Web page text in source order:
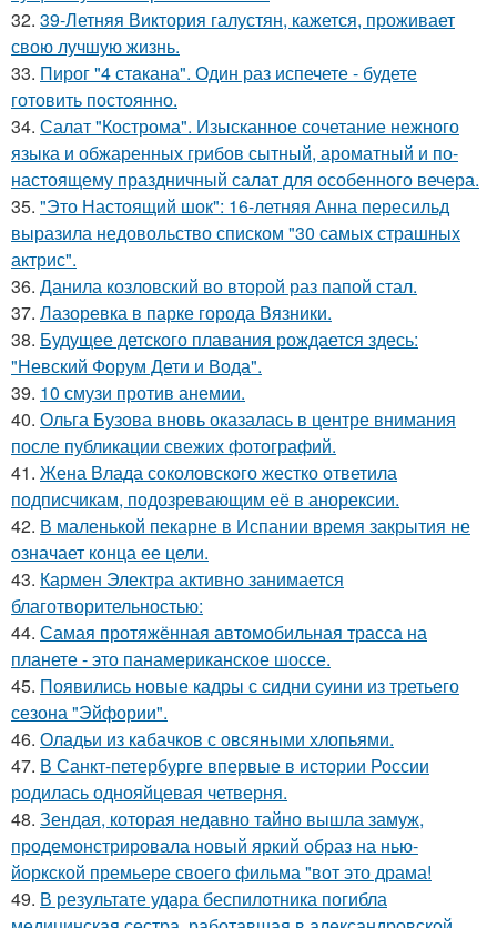
32. 39-Летняя Виктория галустян, кажется, проживает
свою лучшую жизнь.
33. Пирог "4 стaкана". Один раз испечете - будете
готовить постоянно.
34. Салат "Кострома". Изысканное сочетание нежного
языка и обжаренных грибов сытный, ароматный и по-
настоящему праздничный салат для особенного вечера.
35. "Это Настоящий шок": 16-летняя Анна пересильд
выразила недовольство списком "30 самых страшных
актрис".
36. Данила козловский во второй раз папой стал.
37. Лазоревка в парке города Вязники.
38. Будущее детского плавания рождается здесь:
"Невский Форум Дети и Вода".
39. 10 смузи против анемии.
40. Ольга Бузова вновь оказалась в центре внимания
после публикации свежих фотографий.
41. Жена Влада соколовского жестко ответила
подписчикам, подозревающим её в анорексии.
42. В маленькой пекарне в Испании время закрытия не
означает конца ее цели.
43. Кармен Электра активно занимается
благотворительностью:
44. Самая протяжённая автомобильная трасса на
планете - это панамериканское шоссе.
45. Появились новые кадры с сидни суини из третьего
сезона "Эйфории".
46. Оладьи из кабачков с овсяными хлопьями.
47. В Санкт-петербурге впервые в истории России
родилась однояйцевая четверня.
48. Зендая, которая недавно тайно вышла замуж,
продемонстрировала новый яркий образ на нью-
йоркской премьере своего фильма "вот это драма!
49. В результате удара беспилотника погибла